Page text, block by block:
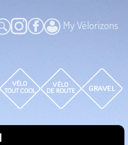
My Vélorizons